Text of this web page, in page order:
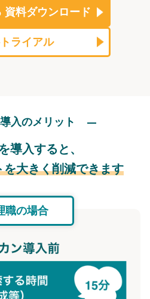
資料ダウンロード
ライアル
入のメリット
導入すると、
大きく削減できます
職の場合